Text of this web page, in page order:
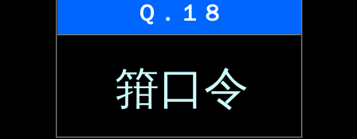
Ｑ．１８
箝口令